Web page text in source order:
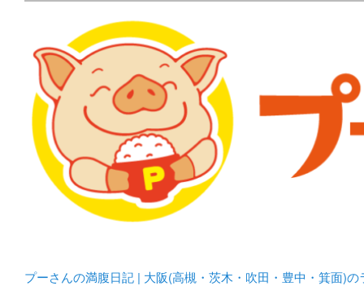
プーさんの満腹日記 |
豊中・箕面)のランチ＆
化してます。
プーさんの満腹日記 | 大阪(高槻・茨木・吹田・豊中・箕面)